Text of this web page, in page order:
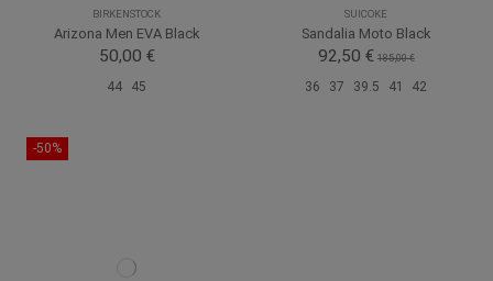
BIRKENSTOCK
Arizona Men EVA Black
50,00 €
44 45
SUICOKE
Sandalia Moto Black
92,50 € 185,00 €
36 37 39.5 41 42
-50%